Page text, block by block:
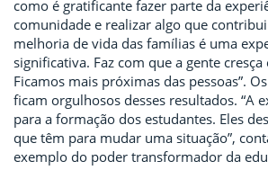
como é gratificante fazer parte da
comunidade e realizar algo que
melhoria de vida das famílias é uma
significativa. Faz com que a gente cresça
Ficamos mais próximas das pessoas”.
ficam orgulhosos desses resultados. “A
para a formação dos estudantes. Eles
que têm para mudar uma situação”,
exemplo do poder transformador da